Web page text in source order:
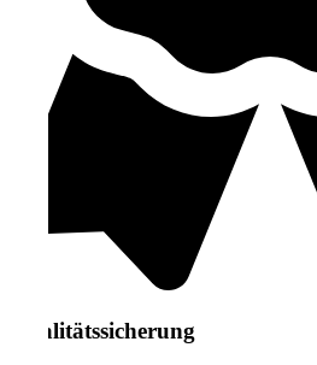
Qualitätssicherung